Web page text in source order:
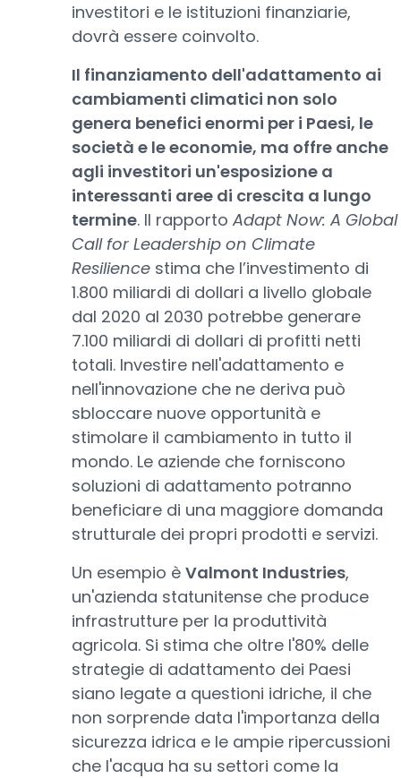
investitori e le istituzioni finanziarie,
dovrà essere coinvolto.
Il finanziamento dell'adattamento ai
cambiamenti climatici non solo
genera benefici enormi per i Paesi, le
società e le economie, ma offre anche
agli investitori un'esposizione a
interessanti aree di crescita a lungo
termine. Il rapporto Adapt Now: A Global
Call for Leadership on Climate
Resilience stima che l’investimento di
1.800 miliardi di dollari a livello globale
dal 2020 al 2030 potrebbe generare
7.100 miliardi di dollari di profitti netti
totali. Investire nell'adattamento e
nell'innovazione che ne deriva può
sbloccare nuove opportunità e
stimolare il cambiamento in tutto il
mondo. Le aziende che forniscono
soluzioni di adattamento potranno
beneficiare di una maggiore domanda
strutturale dei propri prodotti e servizi.
Un esempio è Valmont Industries,
un'azienda statunitense che produce
infrastrutture per la produttività
agricola. Si stima che oltre l'80% delle
strategie di adattamento dei Paesi
siano legate a questioni idriche, il che
non sorprende data l'importanza della
sicurezza idrica e le ampie ripercussioni
che l'acqua ha su settori come la